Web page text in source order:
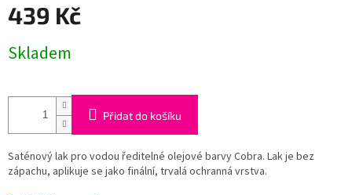
439 Kč
cena:
Skladem
Přidat do košíku
Saténový lak pro vodou ředitelné olejové barvy Cobra. Lak je bez
zápachu, aplikuje se jako finální, trvalá ochranná vrstva.